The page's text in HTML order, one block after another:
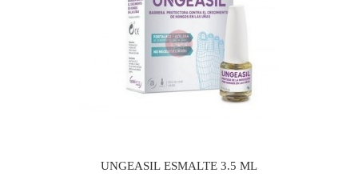
UNGEASIL ESMALTE 3.5 ML